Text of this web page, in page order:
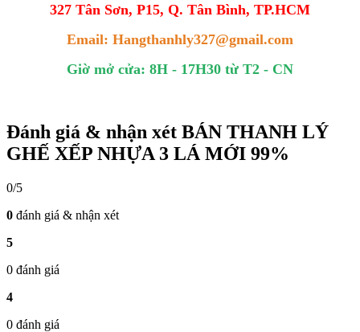
327 Tân Sơn, P15, Q. Tân Bình, TP.HCM
Email: Hangthanhly327@gmail.com
Giờ mở cửa: 8H - 17H30 từ T2 - CN
Đánh giá & nhận xét BÁN THANH LÝ
GHẾ XẾP NHỰA 3 LÁ MỚI 99%
0/5
0 đánh giá & nhận xét
5
0 đánh giá
4
0 đánh giá